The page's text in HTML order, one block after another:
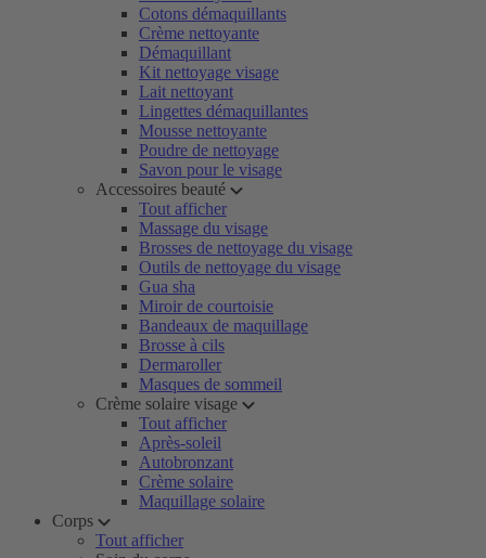
Cotons démaquillants
Crème nettoyante
Démaquillant
Kit nettoyage visage
Lait nettoyant
Lingettes démaquillantes
Mousse nettoyante
Poudre de nettoyage
Savon pour le visage
Accessoires beauté
Tout afficher
Massage du visage
Brosses de nettoyage du visage
Outils de nettoyage du visage
Gua sha
Miroir de courtoisie
Bandeaux de maquillage
Brosse à cils
Dermaroller
Masques de sommeil
Crème solaire visage
Tout afficher
Après-soleil
Autobronzant
Crème solaire
Maquillage solaire
Corps
Tout afficher